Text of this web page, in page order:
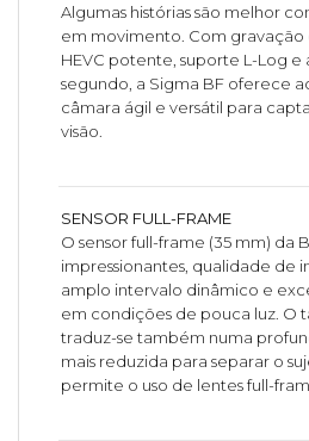
Algumas histórias são melhor
em movimento. Com gravação
HEVC potente, suporte L-Log e
segundo, a Sigma BF oferece
câmara ágil e versátil para
visão.
SENSOR FULL-FRAME
O sensor full-frame (35 mm) da
impressionantes, qualidade de
amplo intervalo dinâmico e
em condições de pouca luz. O
traduz-se também numa
mais reduzida para separar o
permite o uso de lentes full-